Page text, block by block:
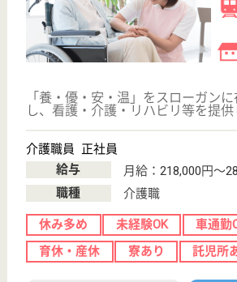
栃木県の北斗会 高根沢シルバーホームは、介護老人
保健施設・グループホーム・デイケアを運営していま
す。 ぜひ各求人をご覧ください。
作業療法士 正社員(日勤のみ)
給与
月給：246,000円〜311,000円
給料多め 未経験OK
車通勤OK
育休・産休
託児所あり
詳細を見る
理学療法士 正社員(日勤のみ)
給与
月給：246,000円〜311,000円
職種
リハビリ職（理学療法士）
給料多め 未経験OK
車通勤OK
育休・産休
託児所あり